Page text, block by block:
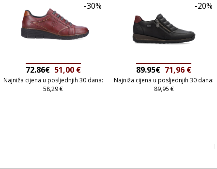
-30%
72.86€ 51,00 €
Najniža cijena u posljednjih 30 dana:
58,29€
-20%
89.95€ 71,96 €
Najniža cijena u posljednjih 30 dana:
89,95 €